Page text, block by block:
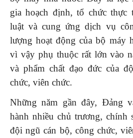
gia hoạch định, tổ chức thực
luật và cung ứng dịch vụ
lượng hoạt động của bộ máy
vì vậy phụ thuộc rất lớn vào
và phẩm chất đạo đức của
chức, viên chức.
Những năm gần đây, Đảng
hành nhiều chủ trương, chính
đội ngũ cán bộ, công chức,